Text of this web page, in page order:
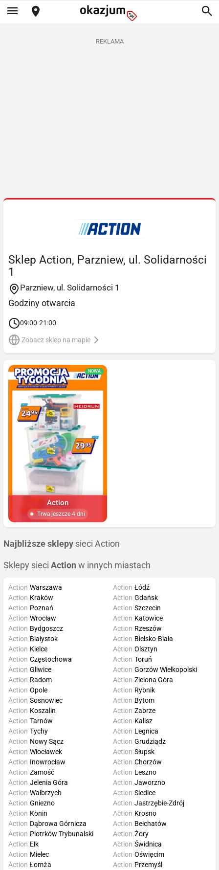
REKLAMA
Sklep Action, Parzniew, ul. Solidarności
1
Parzniew, ul. Solidarności 1
Godziny otwarcia
09:00-21:00
Zobacz sklep na mapie
NOWA
Action
Trwa jeszcze 4 dni
Najbliższe sklepy sieci Action
Sklepy sieci Action w innych miastach
Action Warszawa
Action Kraków
Action Poznań
Action Wrocław
Action Łódź
Action Gdańsk
Action Szczecin
Action Katowice
Action Bydgoszcz
Action Białystok
Action Kielce
Action Częstochowa
Action Rzeszów
Action Bielsko-Biała
Action Olsztyn
Action Toruń
Action Gliwice
Action Radom
Action Opole
Action Sosnowiec
Action Gorzów Wielkopolski
Action Zielona Góra
Action Rybnik
Action Bytom
Action Koszalin
Action Tarnów
Action Tychy
Action Nowy Sącz
Action Zabrze
Action Kalisz
Action Legnica
Action Grudziądz
Action Włocławek
Action Inowrocław
Action Zamość
Action Jelenia Góra
Action Słupsk
Action Chorzów
Action Leszno
Action Jaworzno
Action Wałbrzych
Action Gniezno
Action Konin
Action Dąbrowa Górnicza
Action Siedlce
Action Jastrzębie-Zdrój
Action Krosno
Action Bełchatów
Action Piotrków Trybunalski
Action Ełk
Action Mielec
Action Łomża
Action Żory
Action Świdnica
Action Oświęcim
Action Przemyśl